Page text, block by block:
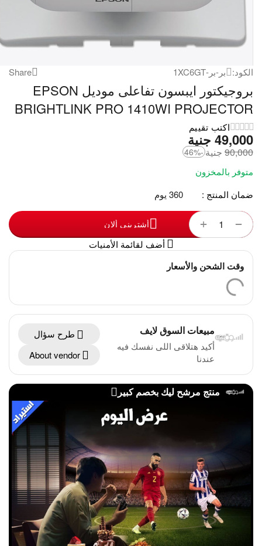
الكود: بر-بر-1XC6GT Share
بروجيكتور ايبسون تفاعلى موديل EPSON
BRIGHTLINK PRO 1410WI PROJECTOR
اكتب تقييم
جنية 49,000
جنية 90,000
-46%
متوفر بالمخزون
ضمان المنتج :
360 يوم
+ − أشترينى ألان
أضف لقائمة الأمنيات
وقت الشحن والأسعار
مبيعات السوق لايف
أكيد هتلاقى اللى نفسك فيه
عندنا
طرح سؤال
About vendor
منتج مرشح ليك بخصم كبير